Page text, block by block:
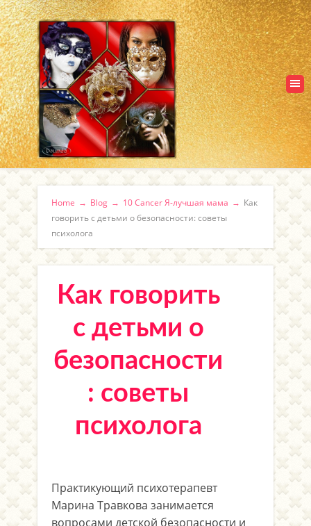
Home → Blog → 10 Cancer Я-лучшая мама → Как
говорить с детьми о безопасности: советы
психолога
Как говорить
с детьми о
безопасности
: советы
психолога
Практикующий психотерапевт
Марина Травкова занимается
вопросами детской безопасности и